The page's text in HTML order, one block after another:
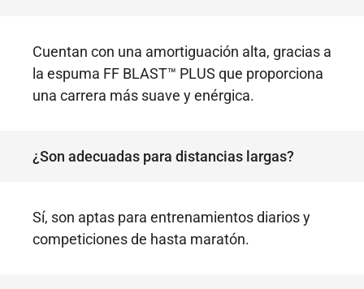
Cuentan con una amortiguación alta, gracias a
la espuma FF BLAST™ PLUS que proporciona
una carrera más suave y enérgica.
¿Son adecuadas para distancias largas?
Sí, son aptas para entrenamientos diarios y
competiciones de hasta maratón.